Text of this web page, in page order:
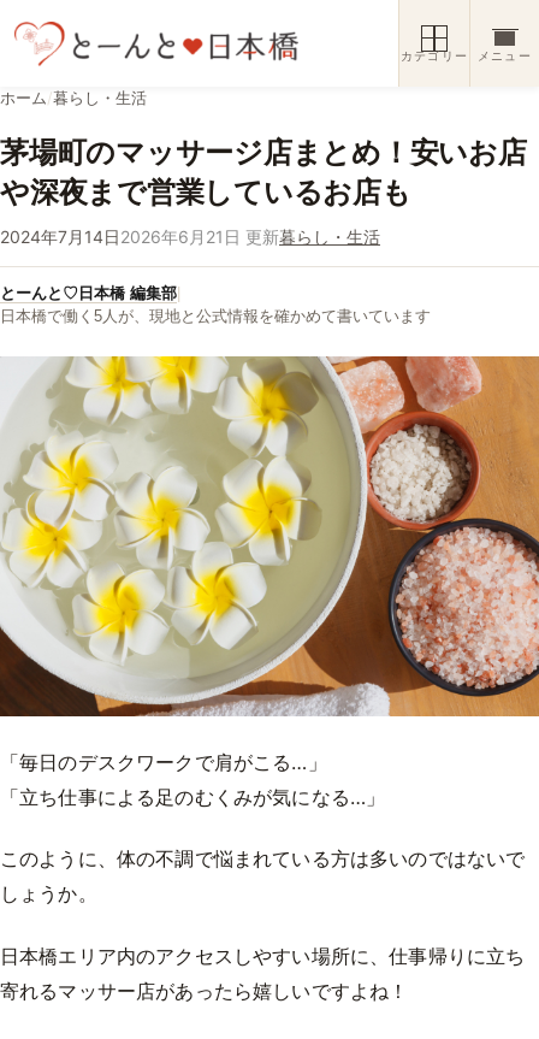
カテゴリー メニュー
ホーム/暮らし・生活
茅場町のマッサージ店まとめ！安いお店
や深夜まで営業しているお店も
2024年7月14日2026年6月21日 更新暮らし・生活
とーんと♡日本橋 編集部
日本橋で働く5人が、現地と公式情報を確かめて書いています
「毎日のデスクワークで肩がこる…」
「立ち仕事による足のむくみが気になる…」
このように、体の不調で悩まれている方は多いのではないで
しょうか。
日本橋エリア内のアクセスしやすい場所に、仕事帰りに立ち
寄れるマッサー店があったら嬉しいですよね！